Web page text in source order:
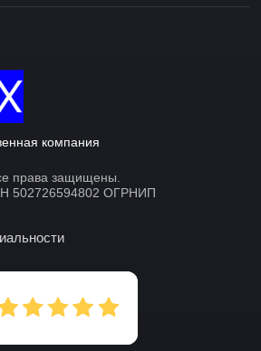
компания
права защищены.
502726594802 ОГРНИП